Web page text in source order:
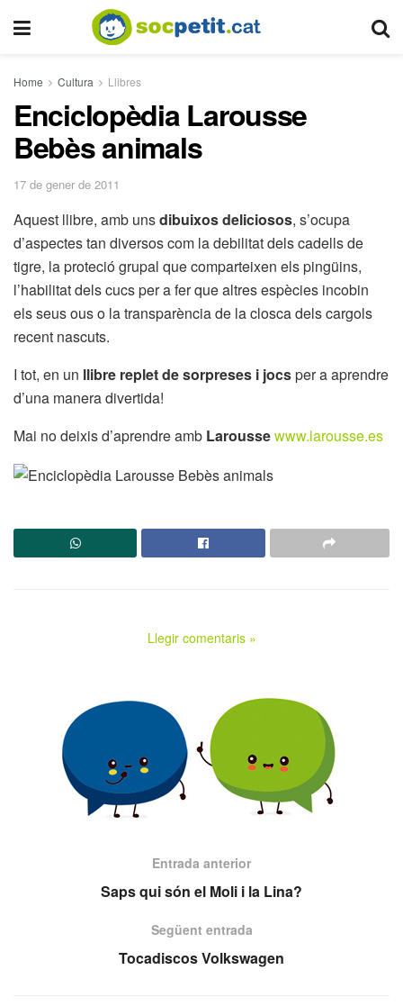
Home Cultura Llibres
Enciclopèdia Larousse
Bebès animals
17 de gener de 2011
Aquest llibre, amb unsdibuixos deliciosos, s’ocupa
d’aspectes tan diversos com la debilitat dels cadells de
tigre, la proteció grupal que comparteixen els pingüins,
l’habilitat dels cucs per a fer que altres espècies incobin
els seus ous o la transparència de la closca dels cargols
recent nascuts.
I tot, en un llibre replet de sorpreses i jocsper a aprendre
d’una manera divertida!
Mai no deixis d’aprendre amb Laroussewww.larousse.es
Llegir comentaris »
Entrada anterior
Saps qui són el Moli i la Lina?
Següent entrada
Tocadiscos Volkswagen